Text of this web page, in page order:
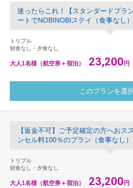
迷ったらこれ！【スタンダードプラ
ートでNOBINOBIステイ（食事なし）
トリプル
朝食なし・夕食なし
大人1名様（航空券＋宿泊） 23,200円
【返金不可】ご予定確定の方へおス
ンセル料100％のプラン（食事なし）
トリプル
朝食なし・夕食なし
大人1名様（航空券＋宿泊） 23,200円